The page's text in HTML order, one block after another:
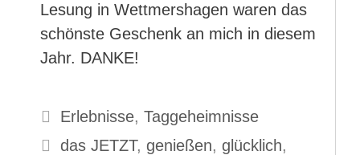
Lesung in Wettmershagen waren das
schönste Geschenk an mich in diesem
Jahr. DANKE!
Kategorien
Erlebnisse, Taggeheimnisse
Schlagwörter
das JETZT, genießen, glücklich,